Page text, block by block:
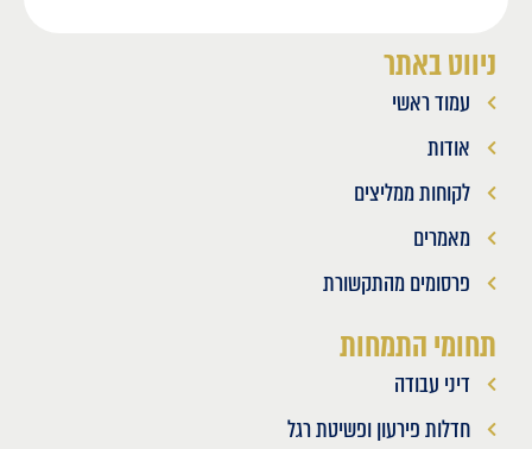
ניווט באתר
עמוד ראשי
אודות
לקוחות ממליצים
מאמרים
פרסומים מהתקשורת
תחומי התמחות
דיני עבודה
חדלות פירעון ופשיטת רגל